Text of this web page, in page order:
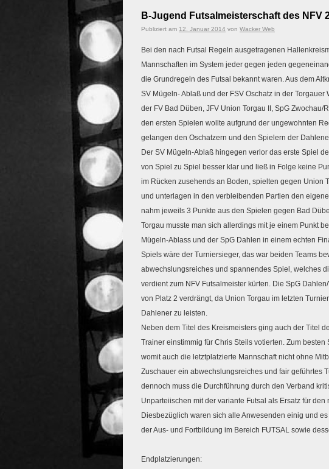
B-Jugend Futsalmeisterschaft des NFV
Publiziert am 12. Januar 2014 von Wacker Web
Bei den nach Futsal Regeln ausgetragenen
Mannschaften im System jeder gegen jeden
die Grundregeln des Futsal bekannt waren. Aus dem
SV Mügeln- Ablaß und der FSV Oschatz in der
der FV Bad Düben, JFV Union Torgau II, SpG
den ersten Spielen wollte aufgrund der ungewohnten
gelangen den Oschatzern und den Spielern der
Der SV Mügeln-Ablaß hingegen verlor das erste Spiel
von Spiel zu Spiel besser klar und ließ in Folge keine
im Rücken zusehends an Boden, spielten gegen Union
und unterlagen in den verbleibenden Partien den
nahm jeweils 3 Punkte aus den Spielen gegen Bad
Torgau musste man sich allerdings mit je einem Punkt
Mügeln-Ablass und der SpG Dahlen in einem echten
Spiels wäre der Turniersieger, das war beiden Teams
abwechslungsreiches und spannendes Spiel, welches
verdient zum NFV Futsalmeister kürten. Die SpG
von Platz 2 verdrängt, da Union Torgau im letzten
Dahlener zu leisten.
Neben dem Titel des Kreismeisters ging auch der Titel
Trainer einstimmig für Chris Steils votierten. Zum
womit auch die letztplatzierte Mannschaft nicht ohne
Zuschauer ein abwechslungsreiches und fair geführtes
dennoch muss die Durchführung durch den Verband
Unparteiischen mit der variante Futsal als Ersatz für
Diesbezüglich waren sich alle Anwesenden einig und
der Aus- und Fortbildung im Bereich FUTSAL sowie
Endplatzierungen: